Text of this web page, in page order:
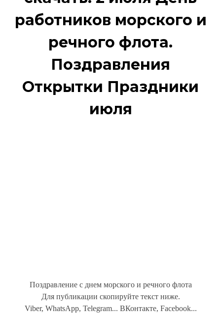
работников морского и
речного флота.
Поздравления
Открытки Праздники
июля
Поздравление с днем морского и речного флота
Для публикации скопируйте текст ниже.
Viber, WhatsApp, Telegram... ВКонтакте, Facebook...